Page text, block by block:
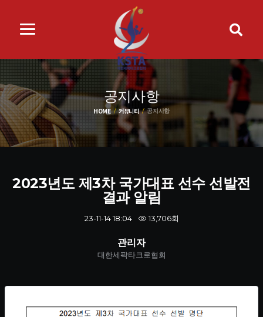
공지사항
HOME 커뮤니티 공지사항
2023년도 제3차 국가대표 선수 선발전
결과 알림
23-11-14 18:04 13,706회
관리자
대한세팍타크로협회